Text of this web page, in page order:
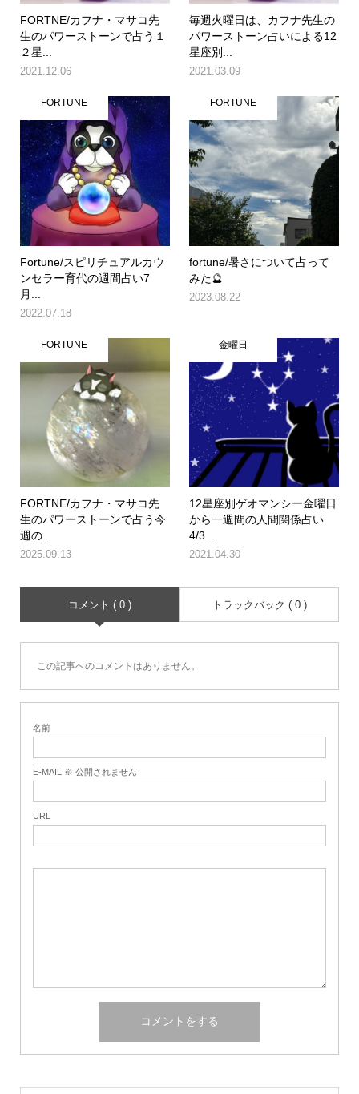
FORTNE/カフナ・マサコ先
生のパワーストーンで占う１
２星...
2021.12.06
毎週火曜日は、カフナ先生の
パワーストーン占いによる12
星座別...
2021.03.09
FORTUNE
Fortune/スピリチュアルカウ
ンセラー育代の週間占い7
月...
2022.07.18
FORTUNE
fortune/暑さについて占って
みた🔮
2023.08.22
FORTUNE
FORTNE/カフナ・マサコ先
生のパワーストーンで占う今
週の...
2025.09.13
金曜日
12星座別ゲオマンシー金曜日
から一週間の人間関係占い
4/3...
2021.04.30
コメント ( 0 ) トラックバック ( 0 )
この記事へのコメントはありません。
名前
E-MAIL ※ 公開されません
URL